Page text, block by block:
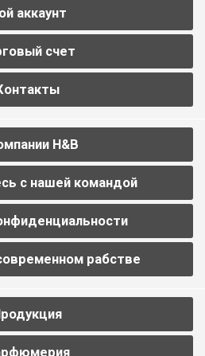
аккаунт
счет
H&B
с нашей командой
рабстве